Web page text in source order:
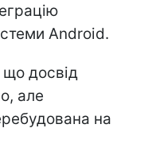
Android.
досвід
але
на